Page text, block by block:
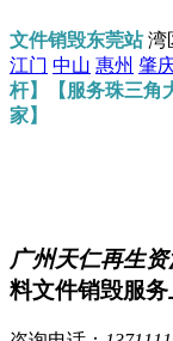
文件销毁东莞站湾
江门 中山 惠州 肇
杆】【服务珠三角
家】
广州天仁再生
料文件销毁服务